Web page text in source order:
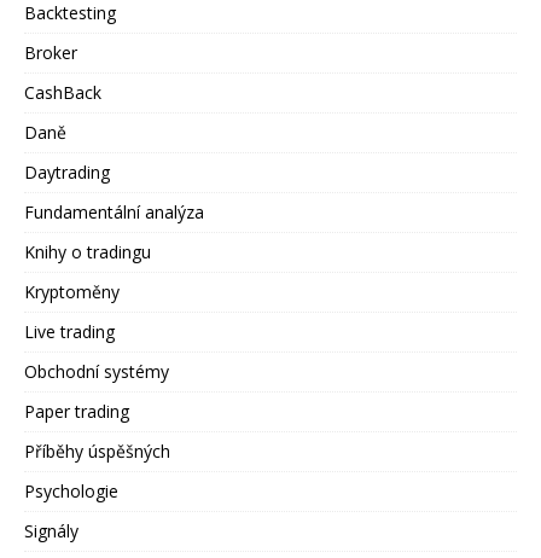
Backtesting
Broker
CashBack
Daně
Daytrading
Fundamentální analýza
Knihy o tradingu
Kryptoměny
Live trading
Obchodní systémy
Paper trading
Příběhy úspěšných
Psychologie
Signály